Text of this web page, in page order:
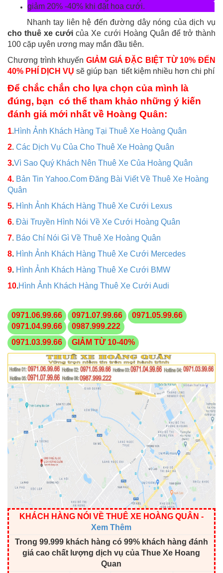
giảm 20% -40% khi đặt hoa cưới.
Nhanh tay liên hệ đến đường dây nóng của dịch vụ
cho thuê xe cưới của Xe cưới Hoàng Quân để trở thành
100 cặp uyên ương may mắn đầu tiên.
Chương trình khuyến GIẢM GIÁ ĐẶC BIỆT TỪ 10% ĐẾN
40% PHÍ DỊCH VỤ sẽ giúp bạn tiết kiệm nhiều hơn chi phí
Để chắc chắn cho lựa chọn của mình là
đúng, bạn có thể tham khảo những ý kiến
đánh giá mới nhất về Hoàng Quân:
1.Hình Ảnh Khách Hàng Tại Thuê Xe Hoàng Quân
2. Các Dịch Vụ Của Cho Thuê Xe Hoàng Quân
3.Vì Sao Quý Khách Nên Thuê Xe Của Hoàng Quân
4. Bản Tin Yahoo.Com Đăng Bài Viết Về Thuê Xe Hoàng
Quân
5. Hình Ảnh Khách Hàng Thuê Xe Cưới Lexus
6. Đài Truyền Hình Nói Về Xe Cưới Hoàng Quân
7. Báo Chí Nói Gì Về Thuê Xe Hoàng Quân
8. Hình Ảnh Khách Hàng Thuê Xe Cưới Mercedes
9. Hình Ảnh Khách Hàng Thuê Xe Cưới BMW
10.Hình Ảnh Khách Hàng Thuê Xe Cưới Audi
0971.06.99.66 0971.07.99.66
0971.05.99.66
0971.04.99.66
0987.999.222
0971.03.99.66
GIẢM TỪ 10-40%
KHÁCH HÀNG NÓI VỀ THUÊ XE HOÀNG QUÂN -
Xem Thêm
Trong 99.999 khách hàng có 99% khách hàng đánh
giá cao chất lượng dịch vụ của Thue Xe Hoang
Quan